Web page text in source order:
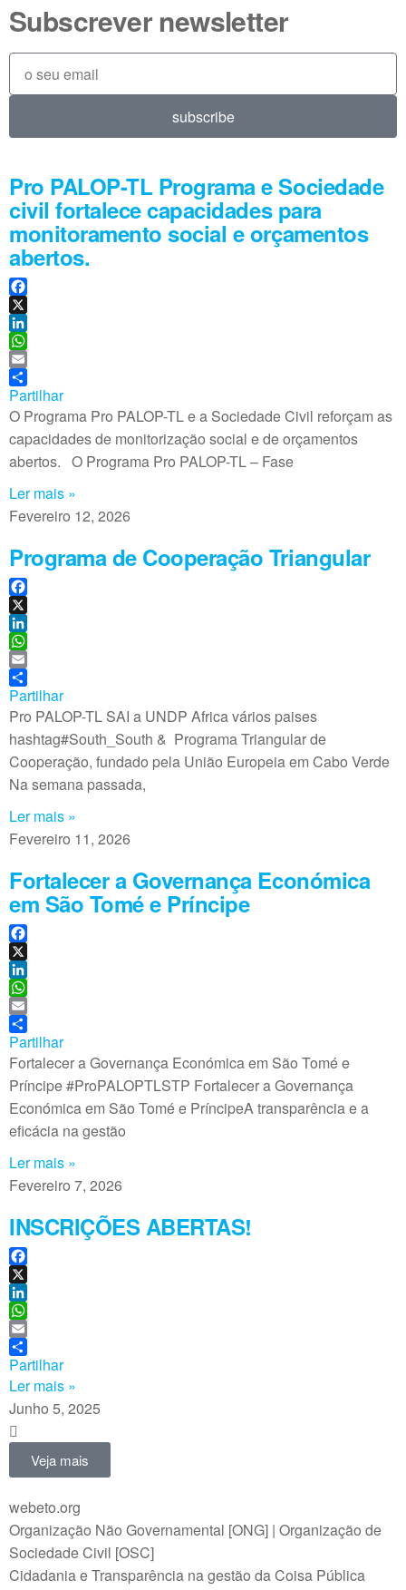
Subscrever newsletter
subscribe
Pro PALOP-TL Programa e Sociedade
civil fortalece capacidades para
monitoramento social e orçamentos
abertos.
F
a
c
e
b
o
o
k
X
L
i
n
k
e
d
I
n
W
h
a
t
s
A
p
p
E
m
a
i
l
Partilhar
O Programa Pro PALOP-TL e a Sociedade Civil reforçam as
capacidades de monitorização social e de orçamentos
abertos. O Programa Pro PALOP-TL – Fase
Ler mais »
Fevereiro 12, 2026
Programa de Cooperação Triangular
F
a
c
e
b
o
o
k
X
L
i
n
k
e
d
I
n
W
h
a
t
s
A
p
p
E
m
a
i
l
Partilhar
Pro PALOP-TL SAI a UNDP Africa vários paises
hashtag#South_South & Programa Triangular de
Cooperação, fundado pela União Europeia em Cabo Verde
Na semana passada,
Ler mais »
Fevereiro 11, 2026
Fortalecer a Governança Económica
em São Tomé e Príncipe
F
a
c
e
b
o
o
k
X
L
i
n
k
e
d
I
n
W
h
a
t
s
A
p
p
E
m
a
i
l
Partilhar
Fortalecer a Governança Económica em São Tomé e
Príncipe #ProPALOPTLSTP Fortalecer a Governança
Económica em São Tomé e PríncipeA transparência e a
eficácia na gestão
Ler mais »
Fevereiro 7, 2026
INSCRIÇÕES ABERTAS!
F
a
c
e
b
o
o
k
X
L
i
n
k
e
d
I
n
W
h
a
t
s
A
p
E
m
a
l
Partilhar
Ler mais »
Junho 5, 2025
Veja mais
webeto.org
Organização Não Governamental [ONG] | Organização de
Sociedade Civil [OSC]
Cidadania e Transparência na gestão da Coisa Pública